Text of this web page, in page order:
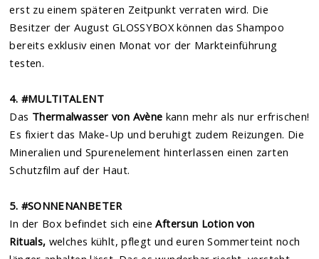
erst zu einem späteren Zeitpunkt verraten wird. Die
Besitzer der August GLOSSYBOX können das Shampoo
bereits exklusiv einen Monat vor der Markteinführung
testen.
4. #MULTITALENT
Das Thermalwasser von Avène kann mehr als nur erfrischen!
Es fixiert das Make-Up und beruhigt zudem Reizungen. Die
Mineralien und Spurenelement hinterlassen einen zarten
Schutzfilm auf der Haut.
5. #SONNENANBETER
In der Box befindet sich eineAftersun Lotion von
Rituals, welches kühlt, pflegt und euren Sommerteint noch